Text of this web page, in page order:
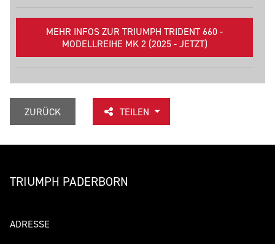
MEHR INFOS ZUR TRIUMPH TRIDENT 660 -
MODELLREIHE MK 2 (2025 - JETZT)
ZURÜCK TEILEN
TRIUMPH PADERBORN
ADRESSE